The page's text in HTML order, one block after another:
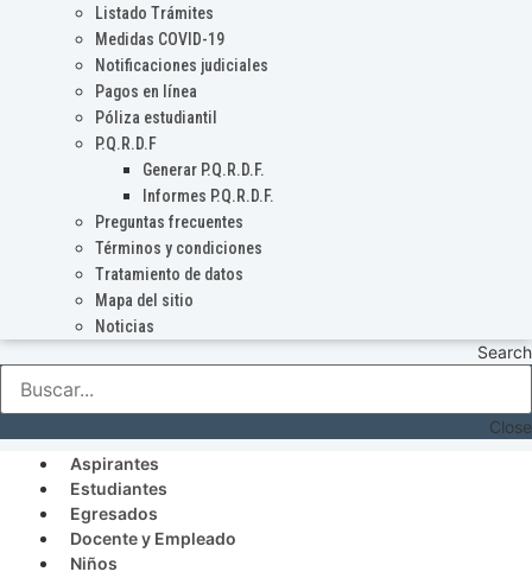
Listado Trámites
Medidas COVID-19
Notificaciones judiciales
Pagos en línea
Póliza estudiantil
P.Q.R.D.F
Generar P.Q.R.D.F.
Informes P.Q.R.D.F.
Preguntas frecuentes
Términos y condiciones
Tratamiento de datos
Mapa del sitio
Noticias
Search
Close
Aspirantes
Estudiantes
Egresados
Docente y Empleado
Niños